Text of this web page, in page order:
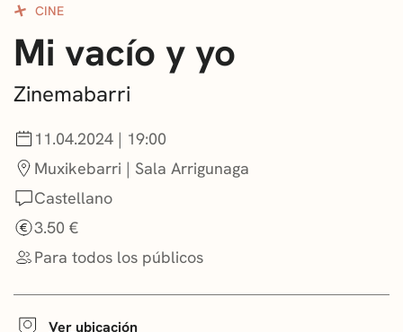
NOTICIAS
GETXO KULTURA
ASOCIACIONES CULTURALES
CINE
Mi vacío y yo
Zinemabarri
11.04.2024 | 19:00
Muxikebarri | Sala Arrigunaga
Castellano
3.50 €
Para todos los públicos
Ver ubicación